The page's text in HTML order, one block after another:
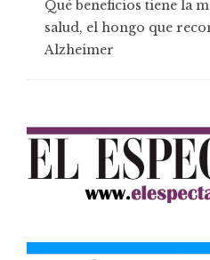
Qué beneficios tiene la
salud, el hongo que
Alzheimer